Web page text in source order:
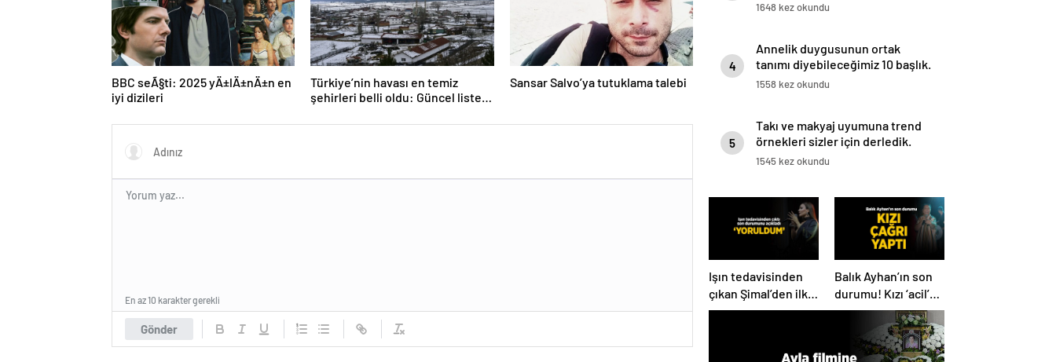
BBC seÃ§ti: 2025 yÄ±lÄ±nÄ±n en
iyi dizileri
Türkiye’nin havası en temiz
şehirleri belli oldu: Güncel liste
şaşırtıyor…
Sansar Salvo’ya tutuklama talebi
Gönder
En az 10 karakter gerekli
1648 kez okundu
4
Annelik duygusunun ortak
tanımı diyebileceğimiz 10 başlık.
1558 kez okundu
5
Takı ve makyaj uyumuna trend
örnekleri sizler için derledik.
1545 kez okundu
Işın tedavisinden
çıkan Şimal’den ilk
açıklama! ‘Ben çok
Balık Ayhan’ın son
durumu! Kızı ‘acil’
diyerek paylaştı